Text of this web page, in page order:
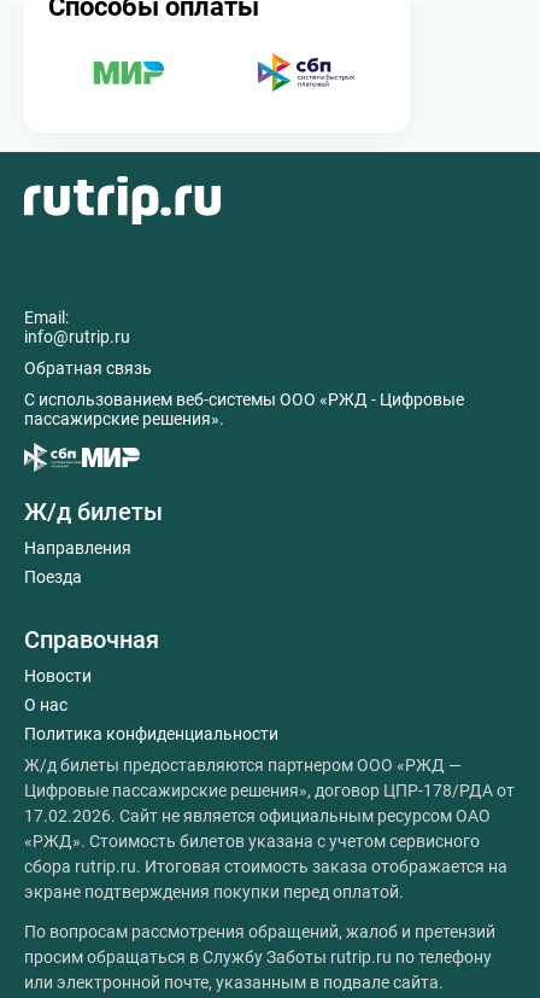
Способы оплаты
Email:
info@rutrip.ru
Обратная связь
C использованием веб-системы ООО «РЖД - Цифровые
пассажирские решения».
Ж/д билеты
Направления
Поезда
Справочная
Новости
О нас
Политика конфиденциальности
Ж/д билеты предоставляются партнером ООО «РЖД —
Цифровые пассажирские решения», договор ЦПР-178/РДА от
17.02.2026. Сайт не является официальным ресурсом ОАО
«РЖД». Стоимость билетов указана с учетом сервисного
сбора rutrip.ru. Итоговая стоимость заказа отображается на
экране подтверждения покупки перед оплатой.
По вопросам рассмотрения обращений, жалоб и претензий
просим обращаться в Службу Заботы rutrip.ru по телефону
или электронной почте, указанным в подвале сайта.